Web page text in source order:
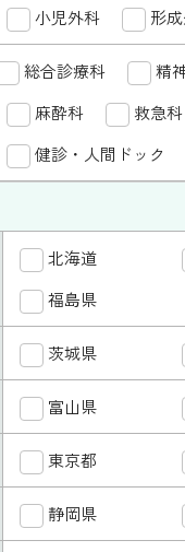
小児外科
形
総合診療科 精
麻酔科
救急科
健診・人間ドック
北海道
福島県
茨城県
富山県
東京都
静岡県